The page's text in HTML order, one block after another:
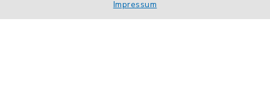
Impressum
Sitemap